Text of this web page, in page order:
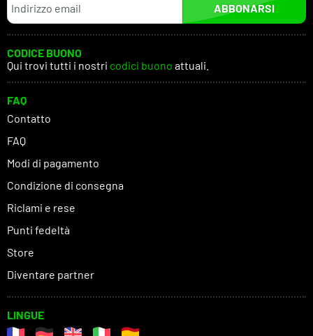
ABBONARSI
CODICE BUONO
Qui trovi tutti i nostri codici buono attuali.
FAQ
Contatto
FAQ
Modi di pagamento
Condizione di consegna
Riclami e rese
Punti fedeltà
Store
Diventare partner
LINGUE